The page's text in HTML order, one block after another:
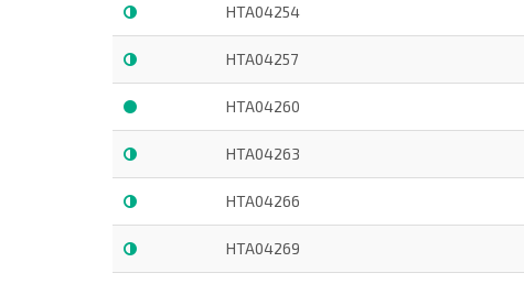
HTA04254
HTA04257
HTA04260
HTA04263
HTA04266
HTA04269